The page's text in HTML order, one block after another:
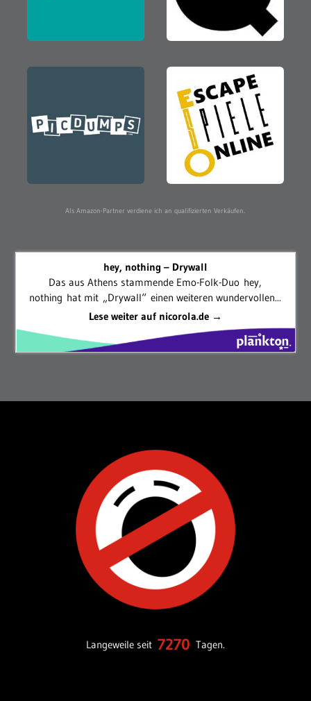
Als Amazon-Partner verdiene ich an qualifizierten Verkäufen.
hey, nothing – Drywall
Das aus Athens stammende Emo-Folk-Duo hey,
nothing hat mit „Drywall“ einen weiteren wundervollen...
Lese weiter auf nicorola.de →
Langeweile seit 7270 Tagen.